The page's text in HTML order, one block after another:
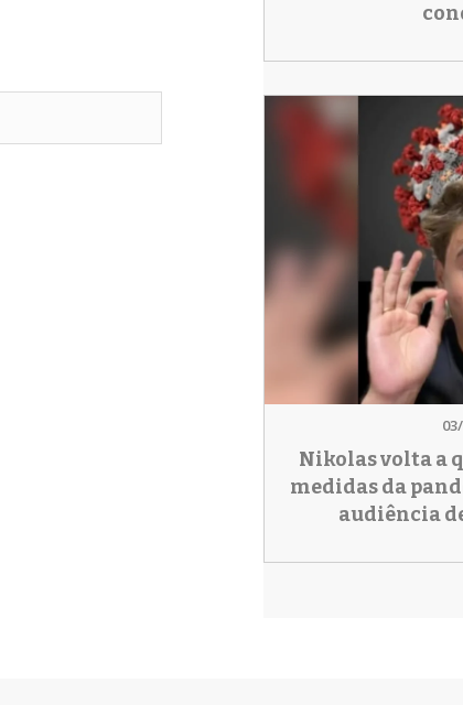
Nikolas volta a
medidas da
audiência